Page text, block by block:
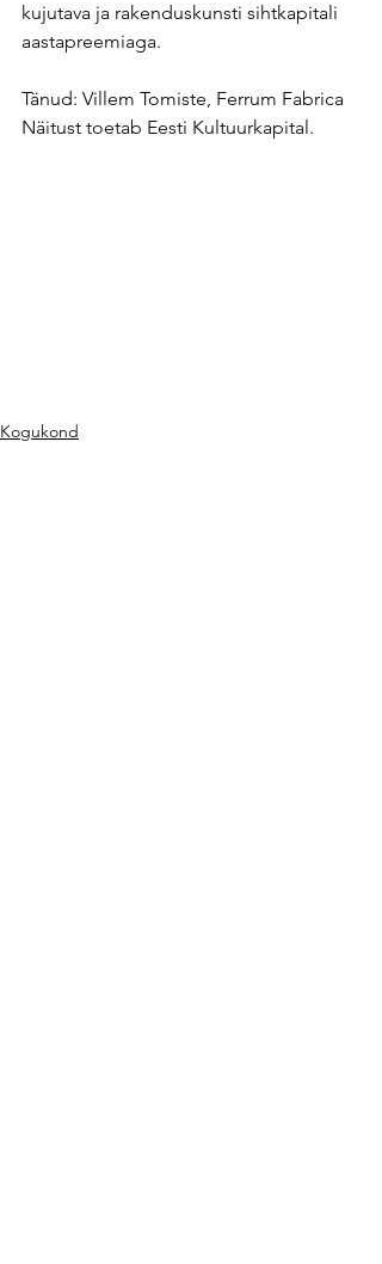
kujutava ja rakenduskunsti sihtkapitali
aastapreemiaga.
Tänud: Villem Tomiste, Ferrum Fabrica
Näitust toetab Eesti Kultuurkapital.
Kogukond